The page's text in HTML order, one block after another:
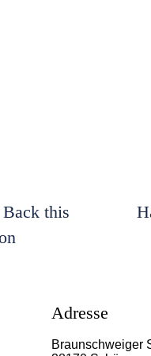
this
Adresse
Braunschweiger